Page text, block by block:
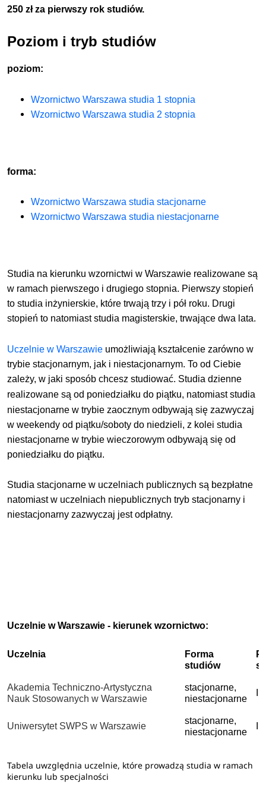
250 zł za pierwszy rok studiów.
Poziom i tryb studiów
poziom:
Wzornictwo Warszawa studia 1 stopnia
Wzornictwo Warszawa studia 2 stopnia
forma:
Wzornictwo Warszawa studia stacjonarne
Wzornictwo Warszawa studia niestacjonarne
Studia na kierunku wzornictwi w Warszawie realizowane są
w ramach pierwszego i drugiego stopnia. Pierwszy stopień
to studia inżynierskie, które trwają trzy i pół roku. Drugi
stopień to natomiast studia magisterskie, trwające dwa lata.
Uczelnie w Warszawie umożliwiają kształcenie zarówno w
trybie stacjonarnym, jak i niestacjonarnym. To od Ciebie
zależy, w jaki sposób chcesz studiować. Studia dzienne
realizowane są od poniedziałku do piątku, natomiast studia
niestacjonarne w trybie zaocznym odbywają się zazwyczaj
w weekendy od piątku/soboty do niedzieli, z kolei studia
niestacjonarne w trybie wieczorowym odbywają się od
poniedziałku do piątku.
Studia stacjonarne w uczelniach publicznych są bezpłatne
natomiast w uczelniach niepublicznych tryb stacjonarny i
niestacjonarny zazwyczaj jest odpłatny.
Uczelnie w Warszawie - kierunek wzornictwo:
Uczelnia
Forma
studiów
Akademia Techniczno-Artystyczna
Nauk Stosowanych w Warszawie
stacjonarne,
niestacjonarne
Uniwersytet SWPS w Warszawie
stacjonarne,
niestacjonarne
Tabela uwzględnia uczelnie, które prowadzą studia w ramach
kierunku lub specjalności